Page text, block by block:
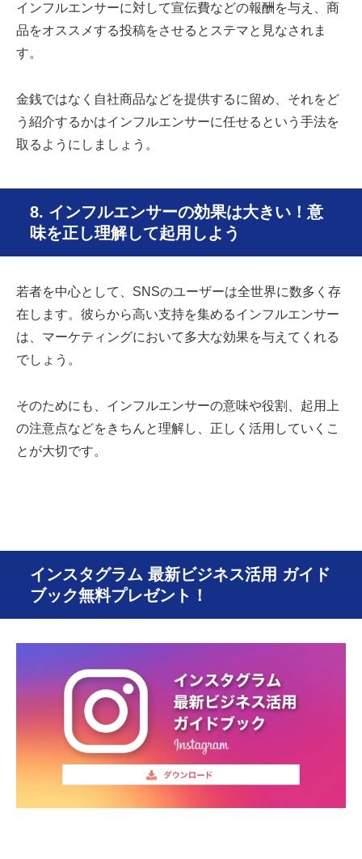
インフルエンサーに対して宣伝費などの報酬を与え、商
品をオススメする投稿をさせるとステマと見なされま
す。
金銭ではなく自社商品などを提供するに留め、それをど
う紹介するかはインフルエンサーに任せるという手法を
取るようにしましょう。
8. インフルエンサーの効果は大きい！意
味を正し理解して起用しよう
若者を中心として、SNSのユーザーは全世界に数多く存
在します。彼らから高い支持を集めるインフルエンサー
は、マーケティングにおいて多大な効果を与えてくれる
でしょう。
そのためにも、インフルエンサーの意味や役割、起用上
の注意点などをきちんと理解し、正しく活用していくこ
とが大切です。
インスタグラム 最新ビジネス活用 ガイド
ブック無料プレゼント！